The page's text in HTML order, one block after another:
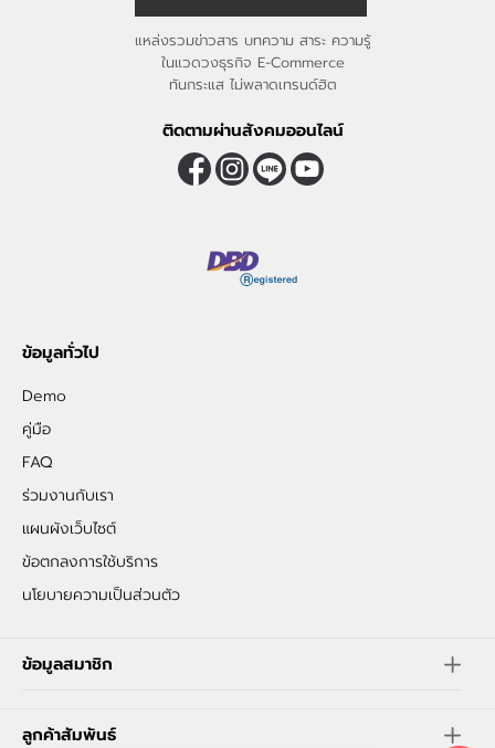
แหล่งรวมข่าวสาร บทความ สาระ ความรู้
ในแวดวงธุรกิจ E-Commerce
ทันกระแส ไม่พลาดเทรนด์ฮิต
ติดตามผ่านสังคมออนไลน์
ข้อมูลทั่วไป
Demo
คู่มือ
FAQ
ร่วมงานกับเรา
แผนผังเว็บไซต์
ข้อตกลงการใช้บริการ
นโยบายความเป็นส่วนตัว
ข้อมูลสมาชิก
ลูกค้าสัมพันธ์